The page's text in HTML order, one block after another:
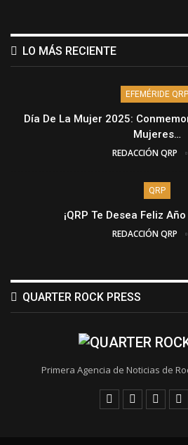
LO MÁS RECIENTE
EFEMÉRIDE QRP
Día De La Mujer 2025:
Mujeres…
REDACCIÓN QRP
QRP
¡QRP Te Desea Feliz
REDACCIÓN QRP
QUARTER ROCK PRESS
Primera Agencia de Noticias de